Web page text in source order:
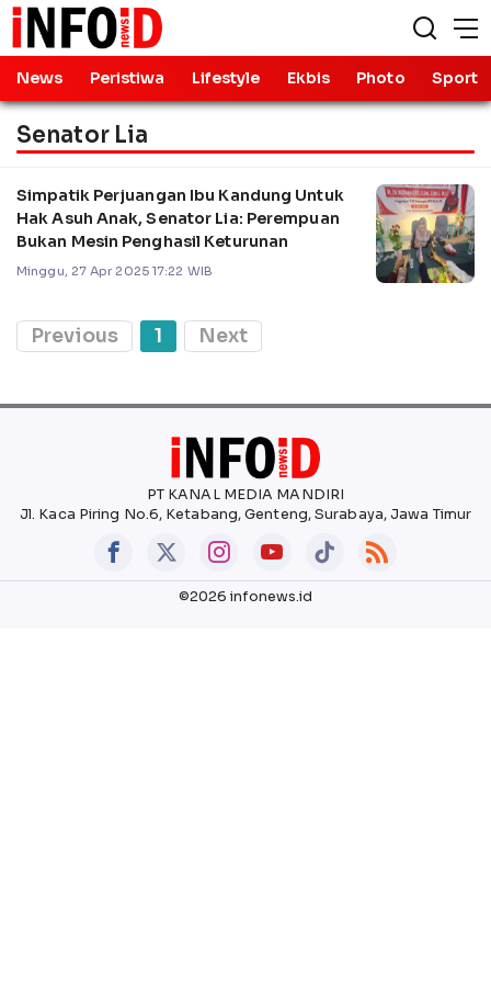
News Peristiwa Lifestyle Ekbis Photo Sport
Senator Lia
Simpatik Perjuangan Ibu Kandung Untuk
Hak Asuh Anak, Senator Lia: Perempuan
Bukan Mesin Penghasil Keturunan
Minggu, 27 Apr 2025 17:22 WIB
Previous 1 Next
PT KANAL MEDIA MANDIRI
Jl. Kaca Piring No.6, Ketabang, Genteng, Surabaya, Jawa Timur
©2026 infonews.id